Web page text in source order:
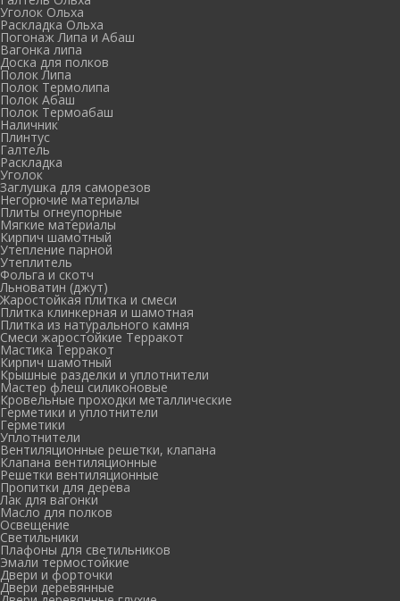
Уголок Ольха
Раскладка Ольха
Погонаж Липа и Абаш
Вагонка липа
Доска для полков
Полок Липа
Полок Термолипа
Полок Абаш
Полок Термоабаш
Наличник
Плинтус
Галтель
Раскладка
Уголок
Заглушка для саморезов
Негорючие материалы
Плиты огнеупорные
Мягкие материалы
Кирпич шамотный
Утепление парной
Утеплитель
Фольга и скотч
Льноватин (джут)
Жаростойкая плитка и смеси
Плитка клинкерная и шамотная
Плитка из натурального камня
Смеси жаростойкие Терракот
Мастика Терракот
Кирпич шамотный
Крышные разделки и уплотнители
Мастер флеш силиконовые
Кровельные проходки металлические
Герметики и уплотнители
Герметики
Уплотнители
Вентиляционные решетки, клапана
Клапана вентиляционные
Решетки вентиляционные
Пропитки для дерева
Лак для вагонки
Масло для полков
Освещение
Светильники
Плафоны для светильников
Эмали термостойкие
Двери и форточки
Двери деревянные